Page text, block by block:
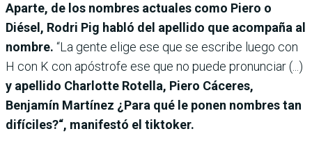
Aparte, de los nombres actuales como Piero o
Diésel, Rodri Pig habló del apellido que acompaña al
nombre. “La gente elige ese que se escribe luego con
H con K con apóstrofe ese que no puede pronunciar (...)
y apellido Charlotte Rotella, Piero Cáceres,
Benjamín Martínez ¿Para qué le ponen nombres tan
difíciles?“, manifestó el tiktoker.